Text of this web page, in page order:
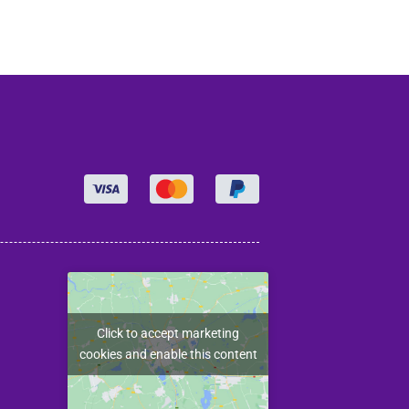
Click to accept marketing
cookies and enable this content